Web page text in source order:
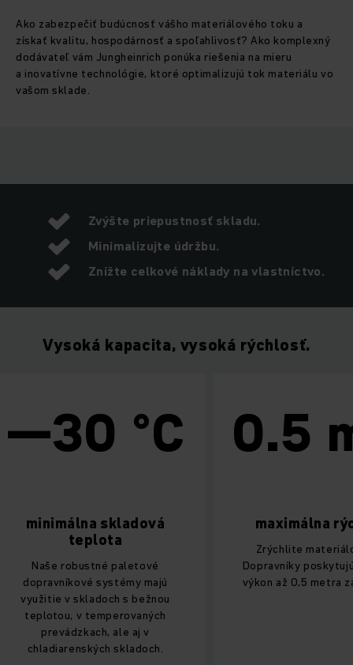
Ako zabezpečiť budúcnosť vášho materiálového toku a
získať kvalitu, hospodárnosť a spoľahlivosť? Ako komplexný
dodávateľ vám Jungheinrich ponúka riešenia na mieru
a inovatívne technológie, ktoré optimalizujú tok materiálu vo
vašom sklade.
Zvýšte priepustnosť skladu.
Minimalizujte údržbu.
Znížte celkové náklady na vlastníctvo.
Vysoká kapacita, vysoká rýchlosť.
°C
skladová
paletové
systémy majú
s bežnou
ale aj v
skladoch.
0.5 m/s
maximálna rýchlosť
Zrýchlite materiálový tok.
Dopravníky poskytujú pôsobivý
výkon až 0,5 metra za sekundu.